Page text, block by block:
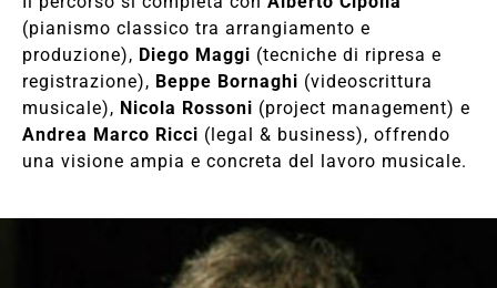
(pianismo classico tra arrangiamento e
produzione), Diego Maggi (tecniche di ripresa e
registrazione), Beppe Bornaghi (videoscrittura
musicale), Nicola Rossoni (project management) e
Andrea Marco Ricci (legal & business), offrendo
una visione ampia e concreta del lavoro musicale.